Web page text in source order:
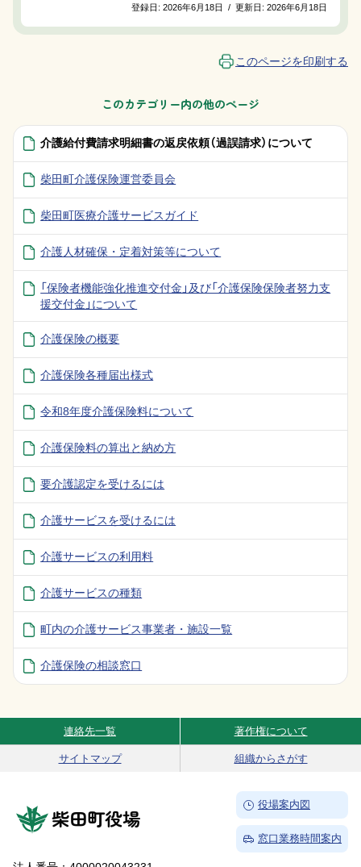
登録日:2026年6月18日 / 更新日:2026年6月18日
このページを印刷する
このカテゴリー内の他のページ
介護給付費請求明細書の返戻依頼（過誤請求）について
柴田町介護保険運営委員会
柴田町医療介護サービスガイド
介護人材確保・定着対策等について
「保険者機能強化推進交付金」及び「介護保険保険者努力支
援交付金」について
介護保険の概要
介護保険各種届出様式
令和8年度介護保険料について
介護保険料の算出と納め方
要介護認定を受けるには
介護サービスを受けるには
介護サービスの利用料
介護サービスの種類
町内の介護サービス事業者・施設一覧
介護保険の相談窓口
Site Navigation
連絡先一覧 著作権について
サイトマップ 組織からさがす
柴田町役場
→
役場案内図
→
窓口業務時間案内